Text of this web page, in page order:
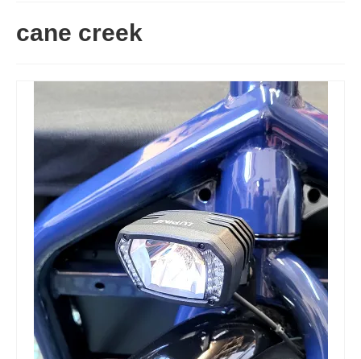
öffnungszeiten / kontakt
leasing / finanzierung
preistool
kalender
specials
tout terrain pamir / appia / belair / divide
urban arrow familynext pro / 2026 / 100nm
impressum
cane creek